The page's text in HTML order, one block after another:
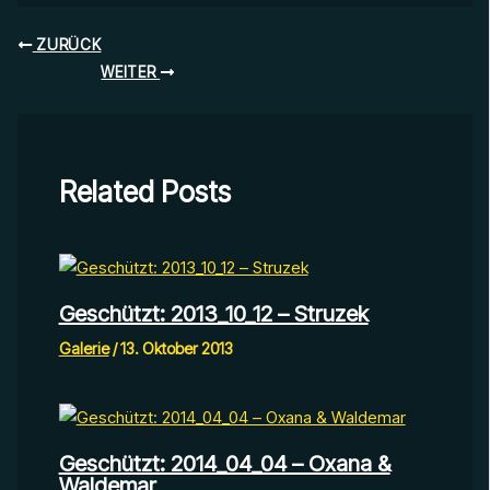
ZURÜCK
WEITER
Related Posts
Geschützt: 2013_10_12 – Struzek
Galerie/13. Oktober 2013
Geschützt: 2014_04_04 – Oxana &